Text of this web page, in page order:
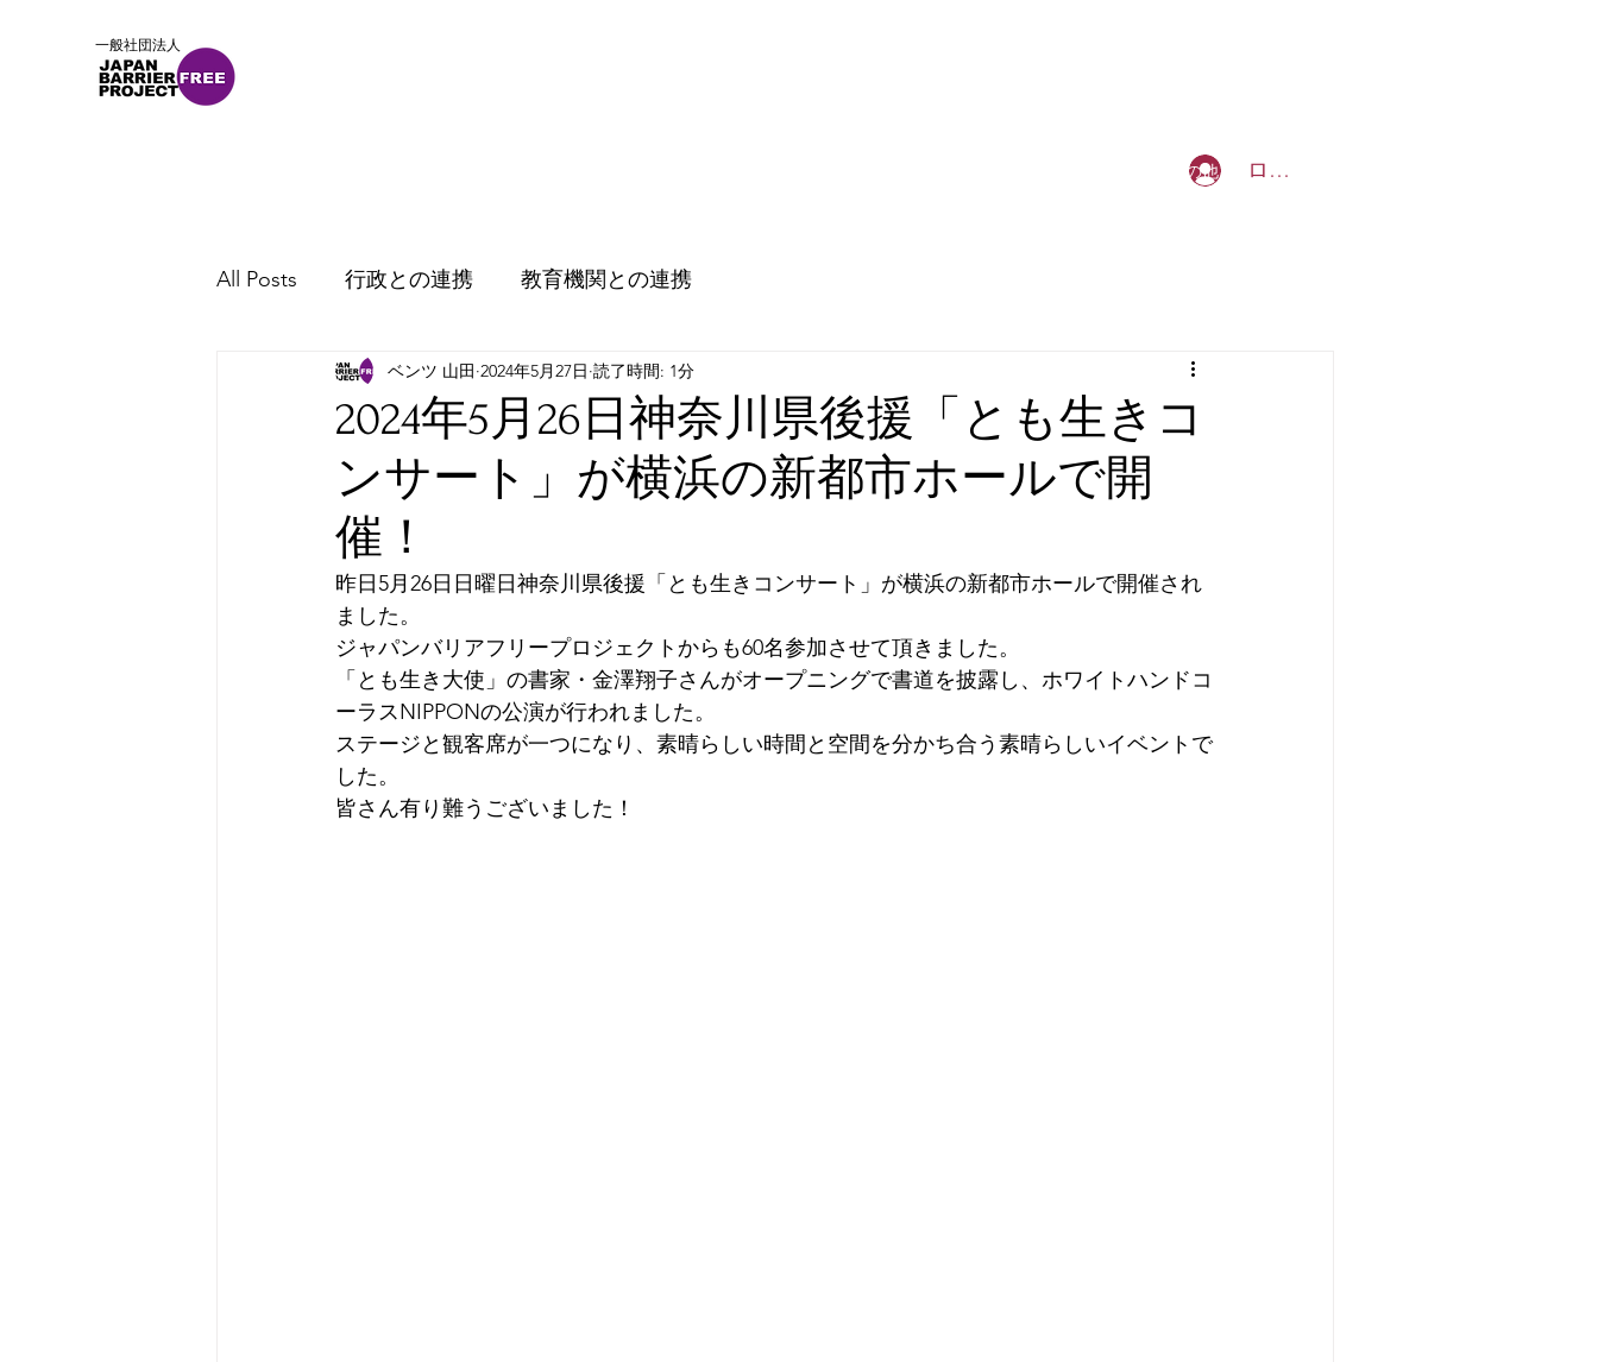
一般社団法人
その他
All Posts 行政との連携 教育機関との連携
2024年5月26日神奈川県後援「とも生きコ
ンサート」が横浜の新都市ホールで開
催！
ベンツ 山田 2024年5月27日 読了時間: 1分
昨日5月26日日曜日神奈川県後援 「とも生きコンサート」が横浜の新都市ホールで開催され
ました。
ジャパンバリアフリープロジェクトからも60名参加させて頂きました。
「とも生き大使」の書家・金澤翔子さんがオープニングで書道を披露し、ホワイトハンドコ
ーラスNIPPONの公演が行われました。
ステージと観客席が一つになり、素晴らしい時間と空間を分かち合う素晴らしいイベントで
した。
皆さん有り難うございました！
ログイン